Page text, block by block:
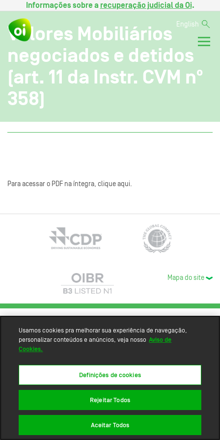
Informações sobre a recuperação judicial da Oi.
English
Valores Mobiliários
negociados e detidos
(art. 11 da Instr. CVM nº
358)
Para acessar o PDF na íntegra, clique aqui.
Mapa do site
Usamos cookies pra melhorar sua experiência de navegação,
personalizar conteúdos e anúncios, veja nosso Aviso de
Cookies.
Definições de cookies
Rejeitar Todos
Aceitar Todos